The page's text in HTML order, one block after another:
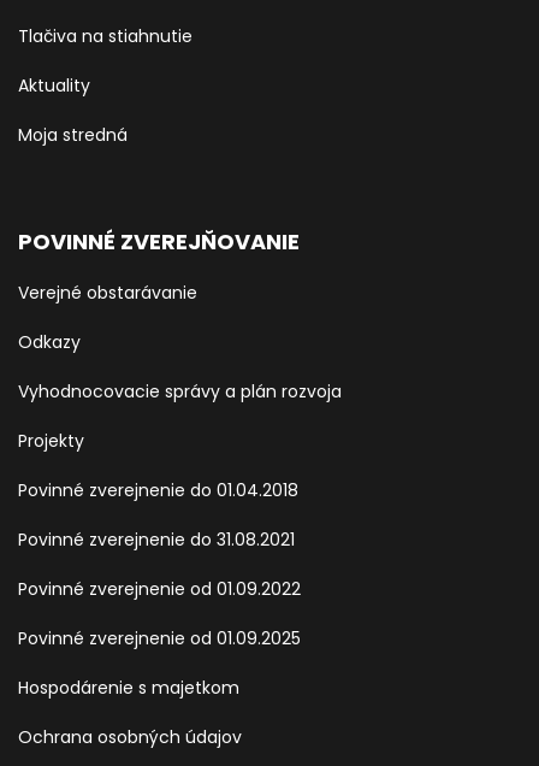
Tlačiva na stiahnutie
Aktuality
Moja stredná
POVINNÉ ZVEREJŇOVANIE
Verejné obstarávanie
Odkazy
Vyhodnocovacie správy a plán rozvoja
Projekty
Povinné zverejnenie do 01.04.2018
Povinné zverejnenie do 31.08.2021
Povinné zverejnenie od 01.09.2022
Povinné zverejnenie od 01.09.2025
Hospodárenie s majetkom
Ochrana osobných údajov